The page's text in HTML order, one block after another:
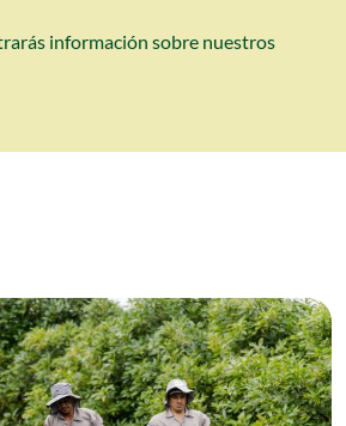
información sobre nuestros